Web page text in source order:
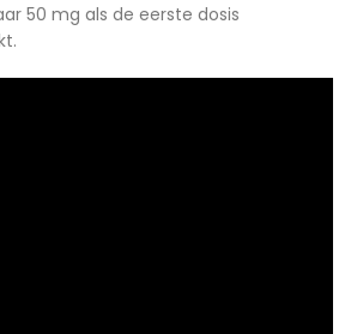
50 mg als de eerste dosis